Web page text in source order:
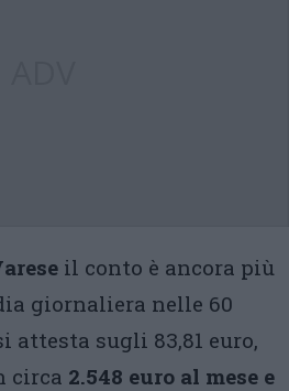
il conto è ancora più
giornaliera nelle 60
attesta sugli 83,81 euro,
circa 2.548 euro al mese e